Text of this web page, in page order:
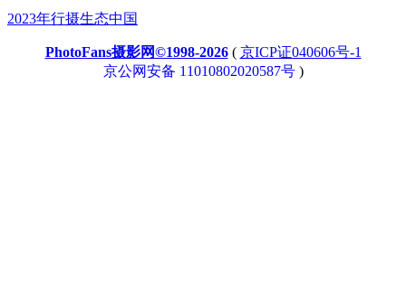
2023年行摄生态中国
PhotoFans摄影网©1998-2026( 京ICP证040606号-1
京公网安备 11010802020587号)